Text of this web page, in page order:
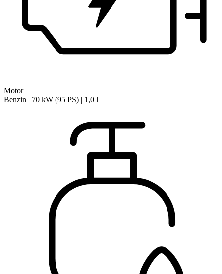
Motor
Benzin | 70 kW (95 PS) | 1,0 l